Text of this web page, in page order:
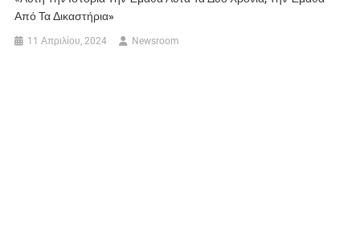
Από Τα Δικαστήρια»
11 Απριλίου, 2024 Newsroom